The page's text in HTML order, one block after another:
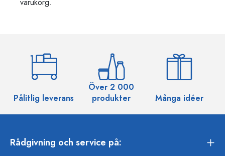
varukorg.
Pålitlig leverans
Över 2 000
produkter
Många idéer
Rådgivning och service på: